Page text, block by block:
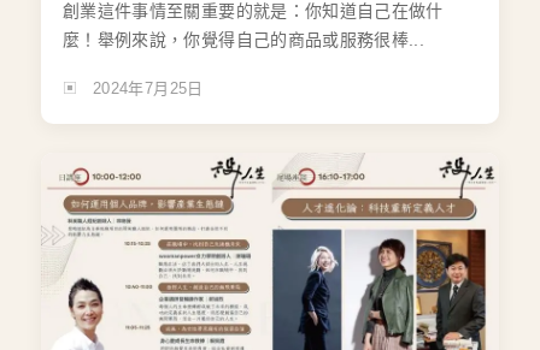
創業這件事情至關重要的就是：你知道自己在做什
麼！舉例來說，你覺得自己的商品或服務很棒...
2024年7月25日